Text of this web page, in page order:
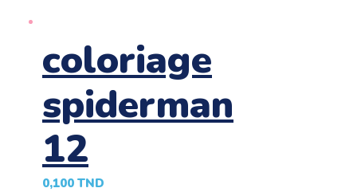
coloriage
spiderman
12
0,100 TND